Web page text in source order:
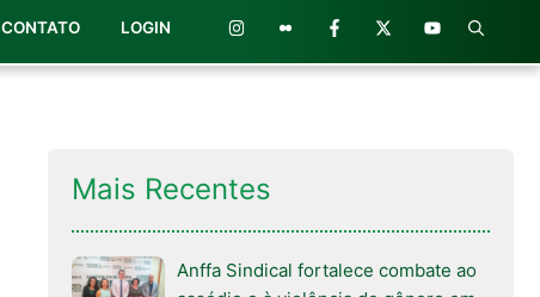
CONTATO LOGIN
Mais Recentes
Anffa Sindical fortalece combate ao